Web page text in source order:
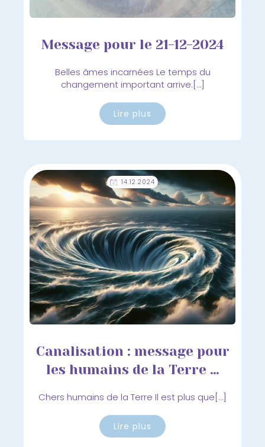
Message pour le 21-12-2024
Belles âmes incarnées Le temps du
changement important arrive.[…]
Lire plus
14.12.2024
Canalisation : message pour
les humains de la Terre …
Chers humains de la Terre Il est plus que[…]
Lire plus